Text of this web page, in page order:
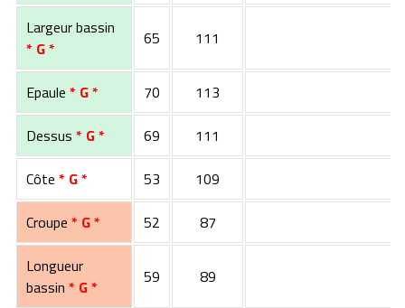
Largeur bassin
* G *
65 111
Epaule * G * 70
113
Dessus * G * 69
111
Côte * G * 53
109
Croupe * G * 52
87
Longueur
bassin * G * 59 89